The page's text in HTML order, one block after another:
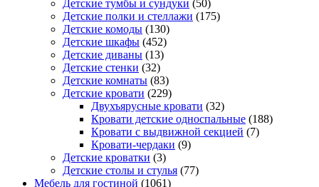
Детские тумбы и сундуки (50)
Детские полки и стеллажи (175)
Детские комоды (130)
Детские шкафы (452)
Детские диваны (13)
Детские стенки (32)
Детские комнаты (83)
Детские кровати (229)
Двухъярусные кровати (32)
Кровати детские односпальные (188)
Кровати с выдвижной секцией (7)
Кровати-чердаки (9)
Детские кроватки (3)
Детские столы и стулья (77)
Мебель для гостиной (1061)